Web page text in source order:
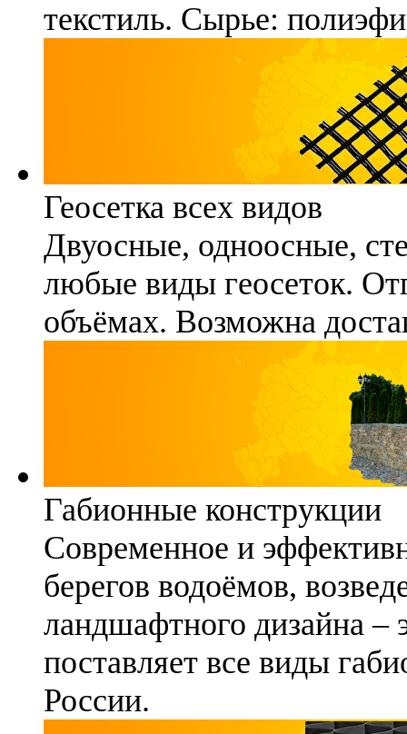
текстиль. Сырье:
Геосетка всех видов
Двуосные, одноосные,
любые виды геосеток.
объёмах. Возможна
Габионные конструкции
Современное и
берегов водоёмов,
ландшафтного дизайна
поставляет все виды
России.